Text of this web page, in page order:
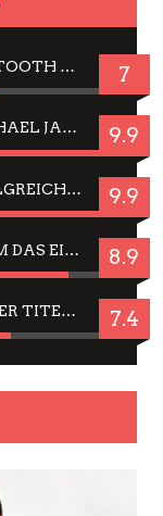
JBL TUNE 720BT: OVER EAR BLUETOOTH KOPFHÖRER UM DIE 50,-€ IM DAUER-TEST 7
WEGEN DES ERFOLGES – MJ: MICHAEL JACKSON MUSICAL IN EINER MATINEE SEHEN 9.9
JELLYFISH HAMBURG: DAS ERFOLGREICHE SOMMER-MENÜ 2025 IN GEFÜHLEN UND BILDERN 9.9
CÉSAR FÜR JIM CARREY? WARUM DAS EINER DER NERVIGSTEN ACTORS IST UND BLEIBT 8.9
JING JING: IN-THAI RÄUMT WIEDER TITEL AB – EIN ZWEI-STUNDEN-ERLEBNISBERICHT 7.4